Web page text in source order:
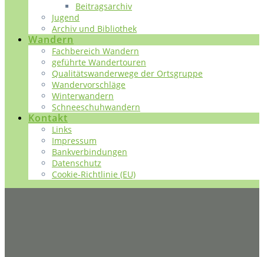
Beitragsarchiv
Jugend
Archiv und Bibliothek
Wandern
Fachbereich Wandern
geführte Wandertouren
Qualitätswanderwege der Ortsgruppe
Wandervorschläge
Winterwandern
Schneeschuhwandern
Kontakt
Links
Impressum
Bankverbindungen
Datenschutz
Cookie-Richtlinie (EU)